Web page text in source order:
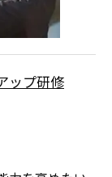
ップ研修